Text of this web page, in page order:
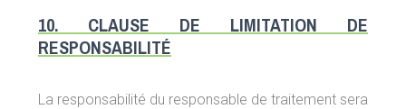
10. CLAUSE DE LIMITATION DE
RESPONSABILITÉ
La responsabilité du responsable de traitement sera